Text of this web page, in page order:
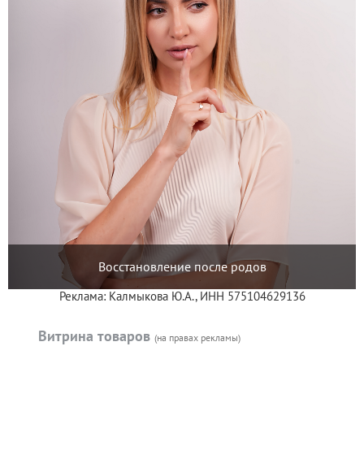
Восстановление после родов
Реклама: Калмыкова Ю.А., ИНН 575104629136
Витрина товаров (на правах рекламы)